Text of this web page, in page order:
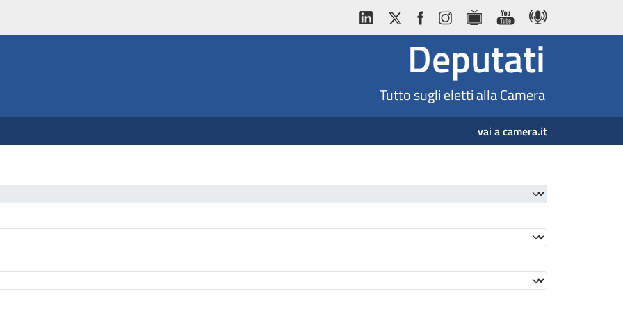
Deputati
Tutto sugli eletti alla Camera
vai a camera.it